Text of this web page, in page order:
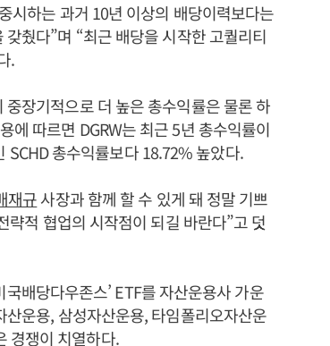
시하는 과거 10년 이상의 배당이력보다는
췄다”며 “최근 배당을 시작한 고퀄리티
.
장기적으로 더 높은 총수익률은 물론 하
에 따르면 DGRW는 최근 5년 총수익률이
SCHD 총수익률보다 18.72% 높았다.
재규사장과 함께 할 수 있게 돼 정말 기쁘
략적 협업의 시작점이 되길 바란다”고 덧
배당다우존스’ ETF를 자산운용사 가운
운용, 삼성자산운용, 타임폴리오자산운
경쟁이 치열하다.